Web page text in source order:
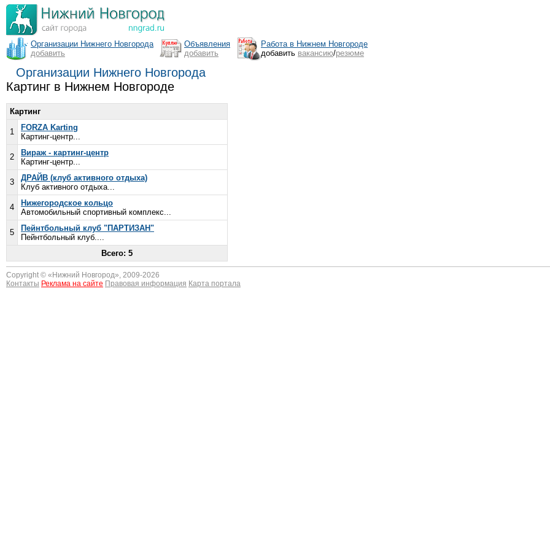
Организации Нижнего Новгорода
добавить
Объявления
добавить
Работа в Нижнем Новгороде
добавить вакансию/резюме
Организации Нижнего Новгорода
Картинг в Нижнем Новгороде
Картинг
1
FORZA Karting
Картинг-центр...
2
Вираж - картинг-центр
Картинг-центр...
3
ДРАЙВ (клуб активного отдыха)
Клуб активного отдыха...
4
Нижегородское кольцо
Автомобильный спортивный комплекс...
5
Пейнтбольный клуб "ПАРТИЗАН"
Пейнтбольный клуб....
Всего: 5
Copyright © « Нижний Новгород», 2009-2026
Контакты Реклама на сайте Правовая информация Карта портала